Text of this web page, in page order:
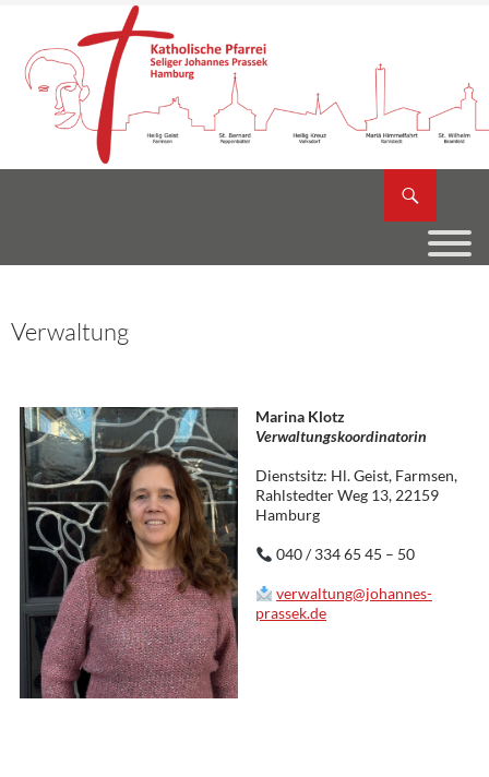
Inhalt
springen
Verwaltung
Marina Klotz
Verwaltungskoordinatorin
Dienstsitz: Hl. Geist, Farmsen,
Rahlstedter Weg 13, 22159
Hamburg
040 / 334 65 45 – 50
verwaltung@johannes-
prassek.de